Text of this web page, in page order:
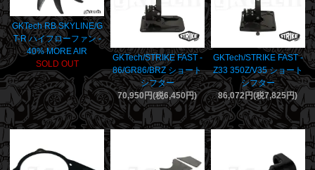
GKTech RB SKYLINE/G
T-R ハイフローファン -
40% MORE AIR
SOLD OUT
GKTech/STRIKE FAST -
86/GR86/BRZ ショート
シフター
70,950円(税6,450円)
GKTech/STRIKE FAST -
Z33 350Z/V35 ショート
シフター
86,072円(税7,825円)